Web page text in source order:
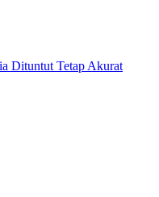
Dituntut Tetap Akurat